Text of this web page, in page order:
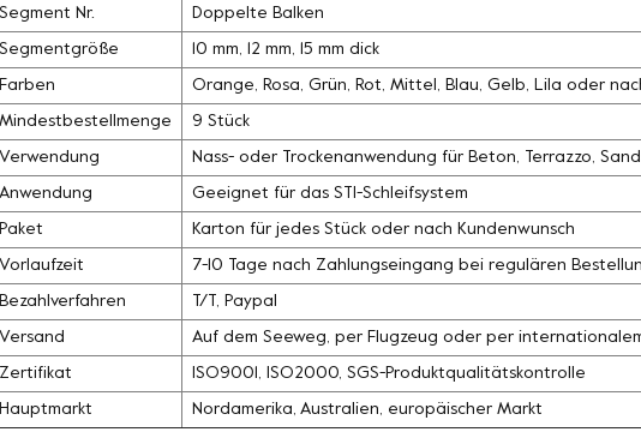
Segment Nr. Doppelte Balken
Segmentgröße 10 mm, 12 mm, 15 mm dick
Farben Orange, Rosa, Grün, Rot, Mittel, Blau, Gelb, Lila oder
Mindestbestellmenge 9 Stück
Verwendung Nass- oder Trockenanwendung für Beton, Terrazzo,
Anwendung Geeignet für das STI-Schleifsystem
Paket Karton für jedes Stück oder nach Kundenwunsch
Vorlaufzeit 7-10 Tage nach Zahlungseingang bei regulären
Bezahlverfahren T/T, Paypal
Versand Auf dem Seeweg, per Flugzeug oder per internationalem
Zertifikat ISO9001, ISO2000, SGS-Produktqualitätskontrolle
Hauptmarkt Nordamerika, Australien, europäischer Markt